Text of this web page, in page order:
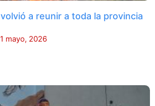
a reunir a toda la provincia
mayo, 2026